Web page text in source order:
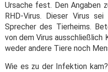
Ursache fest. Den Angaben
RHD-Virus. Dieser Virus
Sprecher des Tierheims.
von dem Virus ausschließlich
weder andere Tiere noch
Wie es zu der Infektion